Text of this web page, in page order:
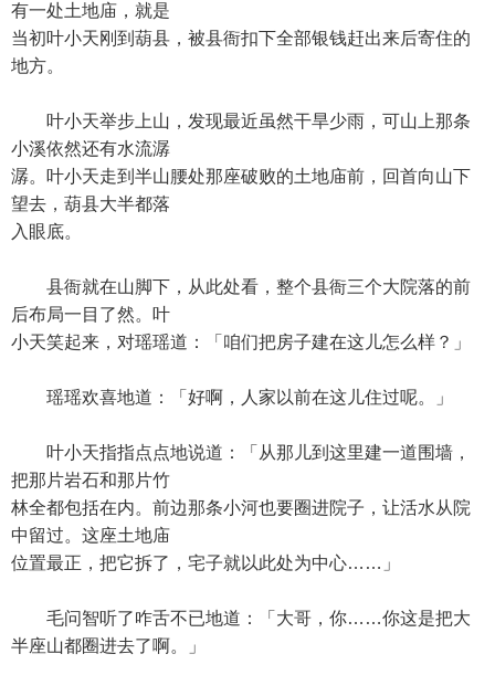
有一处土地庙，就是
当初叶小天刚到葫县，被县衙扣下全部银钱赶出来后寄住的
地方。
叶小天举步上山，发现最近虽然干旱少雨，可山上那条
小溪依然还有水流潺
潺。叶小天走到半山腰处那座破败的土地庙前，回首向山下
望去，葫县大半都落
入眼底。
县衙就在山脚下，从此处看，整个县衙三个大院落的前
后布局一目了然。叶
小天笑起来，对瑶瑶道：「咱们把房子建在这儿怎么样？」
瑶瑶欢喜地道：「好啊，人家以前在这儿住过呢。」
叶小天指指点点地说道：「从那儿到这里建一道围墙，
把那片岩石和那片竹
林全都包括在内。前边那条小河也要圈进院子，让活水从院
中留过。这座土地庙
位置最正，把它拆了，宅子就以此处为中心……」
毛问智听了咋舌不已地道：「大哥，你……你这是把大
半座山都圈进去了啊。」